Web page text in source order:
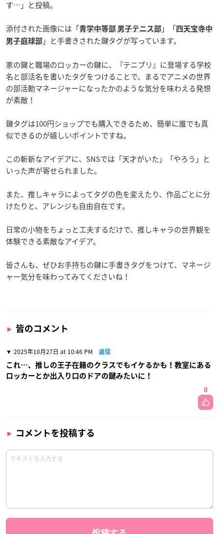
す…」と投稿。
添付された画像には「青学中等部 男子テニス部 」「四天宝寺中
男子庭球部 」と手書きされた鍵タグが写っています。
家の鍵と職場のロッカーの鍵に、『テニプリ』に登場する学校
名と部活名を書いたタグをつけることで、まるでアニメの世界
の部活動マネージャーになったかのような気分を味わえる発想
が素敵！
鍵タグは100円ショップでも購入できるため、簡単に誰でも真
似できるのが嬉しいポイントですね。
この斬新なアイデアに、SNSでは「天才がいた」「やろう」と
いった声が寄せられました。
また、推しキャラによってタグの色を変えたり、作品ごとに分
けたりと、アレンジも自由自在です。
日常の小物をちょっと工夫するだけで、推しキャラの世界観を
体験できる素敵なアイデア。
皆さんも、ぜひお手持ちの鍵に手書きタグをつけて、マネージ
ャー気分を味わってみてくださいね！
皆のコメント
2025年10月27日 at 10:46 PM 返信
これ…、推しの王子在籍のクラスでもイケるかも！教室にある
ロッカーとか出入り口のドアの鍵みたいに！
0
コメントを投稿する